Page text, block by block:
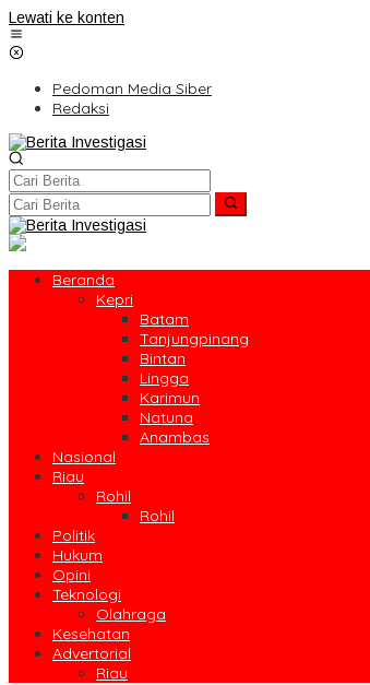
Lewati ke konten
Pedoman Media Siber
Redaksi
Beranda
Kepri
Batam
Tanjungpinang
Bintan
Lingga
Karimun
Natuna
Anambas
Nasional
Riau
Rohil
Rohil
Politik
Hukum
Opini
Teknologi
Olahraga
Kesehatan
Advertorial
Riau